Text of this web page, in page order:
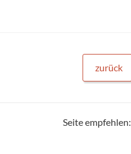
zurück
Seite empfehlen: